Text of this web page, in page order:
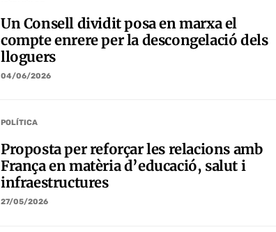
Un Consell dividit posa en marxa el
compte enrere per la descongelació dels
lloguers
04/06/2026
POLÍTICA
Proposta per reforçar les relacions amb
França en matèria d’educació, salut i
infraestructures
27/05/2026